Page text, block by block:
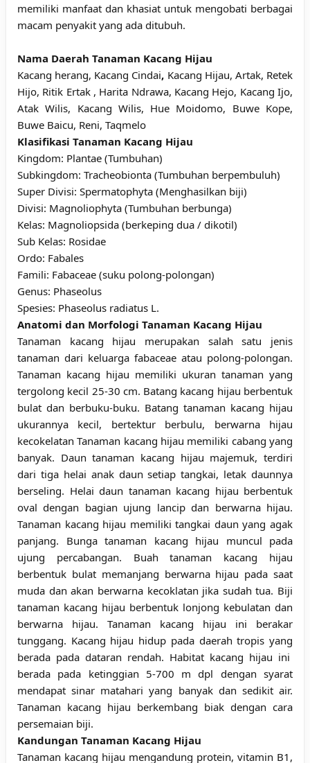
memiliki manfaat dan khasiat untuk mengobati berbagai
macam penyakit yang ada ditubuh.
Nama Daerah Tanaman Kacang Hijau
Kacang herang, Kacang Cindai, Kacang Hijau, Artak, Retek
Hijo, Ritik Ertak , Harita Ndrawa, Kacang Hejo, Kacang Ijo,
Atak Wilis, Kacang Wilis, Hue Moidomo, Buwe Kope,
Buwe Baicu, Reni, Taqmelo
Klasifikasi Tanaman Kacang Hijau
Kingdom: Plantae (Tumbuhan)
Subkingdom: Tracheobionta (Tumbuhan berpembuluh)
Super Divisi: Spermatophyta (Menghasilkan biji)
Divisi: Magnoliophyta (Tumbuhan berbunga)
Kelas: Magnoliopsida (berkeping dua / dikotil)
Sub Kelas: Rosidae
Ordo: Fabales
Famili: Fabaceae (suku polong-polongan)
Genus: Phaseolus
Spesies: Phaseolus radiatus L.
Anatomi dan Morfologi Tanaman Kacang Hijau
Tanaman kacang hijau merupakan salah satu jenis
tanaman dari keluarga fabaceae atau polong-polongan.
Tanaman kacang hijau memiliki ukuran tanaman yang
tergolong kecil 25-30 cm. Batang kacang hijau berbentuk
bulat dan berbuku-buku. Batang tanaman kacang hijau
ukurannya kecil, bertektur berbulu, berwarna hijau
kecokelatan Tanaman kacang hijau memiliki cabang yang
banyak. Daun tanaman kacang hijau majemuk, terdiri
dari tiga helai anak daun setiap tangkai, letak daunnya
berseling. Helai daun tanaman kacang hijau berbentuk
oval dengan bagian ujung lancip dan berwarna hijau.
Tanaman kacang hijau memiliki tangkai daun yang agak
panjang. Bunga tanaman kacang hijau muncul pada
ujung percabangan. Buah tanaman kacang hijau
berbentuk bulat memanjang berwarna hijau pada saat
muda dan akan berwarna kecoklatan jika sudah tua. Biji
tanaman kacang hijau berbentuk lonjong kebulatan dan
berwarna hijau. Tanaman kacang hijau ini berakar
tunggang. Kacang hijau hidup pada daerah tropis yang
berada pada dataran rendah. Habitat kacang hijau ini
berada pada ketinggian 5-700 m dpl dengan syarat
mendapat sinar matahari yang banyak dan sedikit air.
Tanaman kacang hijau berkembang biak dengan cara
persemaian biji.
Kandungan Tanaman Kacang Hijau
Tanaman kacang hijau mengandung protein, vitamin B1,